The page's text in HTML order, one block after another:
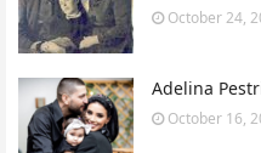
October 24,
Adelina
October 16,